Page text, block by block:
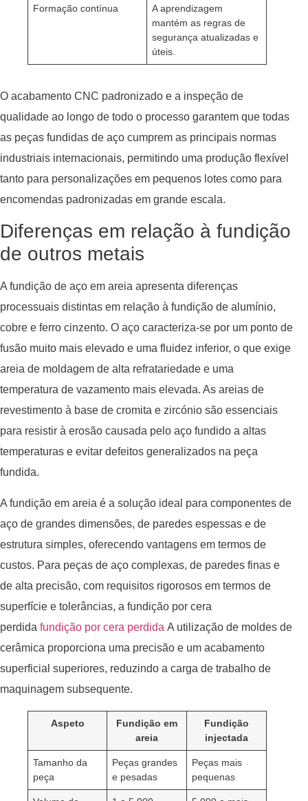
Formação contínua
A aprendizagem
mantém as regras de
segurança atualizadas e
úteis.
O acabamento CNC padronizado e a inspeção de
qualidade ao longo de todo o processo garantem que todas
as peças fundidas de aço cumprem as principais normas
industriais internacionais, permitindo uma produção flexível
tanto para personalizações em pequenos lotes como para
encomendas padronizadas em grande escala.
Diferenças em relação à fundição
de outros metais
A fundição de aço em areia apresenta diferenças
processuais distintas em relação à fundição de alumínio,
cobre e ferro cinzento. O aço caracteriza-se por um ponto de
fusão muito mais elevado e uma fluidez inferior, o que exige
areia de moldagem de alta refratariedade e uma
temperatura de vazamento mais elevada. As areias de
revestimento à base de cromita e zircónio são essenciais
para resistir à erosão causada pelo aço fundido a altas
temperaturas e evitar defeitos generalizados na peça
fundida.
A fundição em areia é a solução ideal para componentes de
aço de grandes dimensões, de paredes espessas e de
estrutura simples, oferecendo vantagens em termos de
custos. Para peças de aço complexas, de paredes finas e
de alta precisão, com requisitos rigorosos em termos de
superfície e tolerâncias, a fundição por cera
perdida fundição por cera perdida A utilização de moldes de
cerâmica proporciona uma precisão e um acabamento
superficial superiores, reduzindo a carga de trabalho de
maquinagem subsequente.
Aspeto
Fundição em
areia
Fundição
injectada
Tamanho da
peça
Peças grandes
e pesadas
Peças mais
pequenas